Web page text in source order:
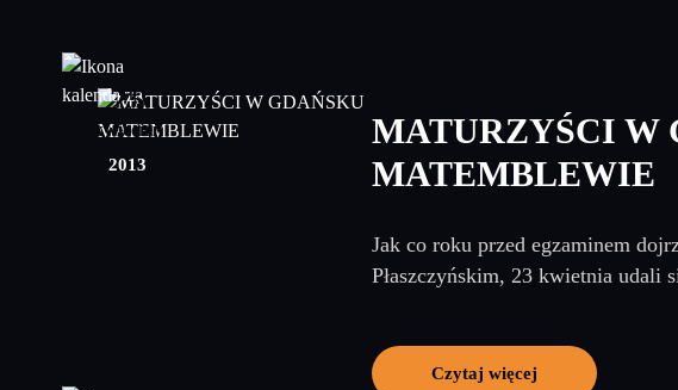
25
kwiecień
2013
MATURZYŚCI W
MATEMBLEWIE
Jak co roku przed egzaminem
Płaszczyńskim, 23 kwietnia udali
Czytaj więcej